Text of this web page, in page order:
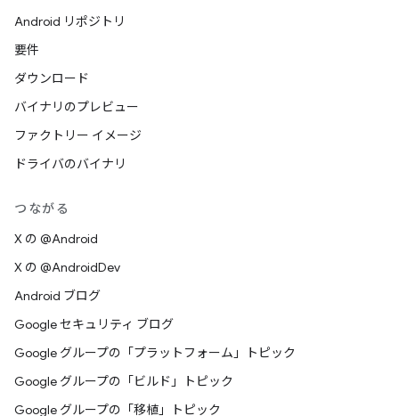
Android リポジトリ
要件
ダウンロード
バイナリのプレビュー
ファクトリー イメージ
ドライバのバイナリ
つながる
X の @Android
X の @AndroidDev
Android ブログ
Google セキュリティ ブログ
Google グループの「プラットフォーム」トピック
Google グループの「ビルド」トピック
Google グループの「移植」トピック